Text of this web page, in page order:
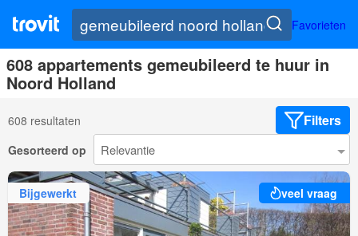
Favorieten
608 appartements gemeubileerd te huur in
Noord Holland
608 resultaten Filters
Gesorteerd op
Bijgewerkt veel vraag